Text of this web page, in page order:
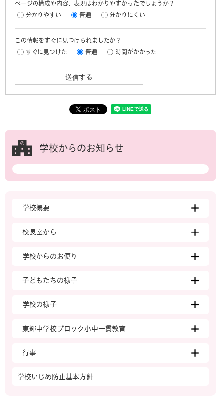
ページの構成や内容、表現はわかりやすかったでしょうか？
分かりやすい
普通 分かりにくい
この情報をすぐに見つけられましたか？
すぐに見つけた
普通 時間がかかった
学校からのお知らせ
学校概要
校長室から
学校からのお便り
子どもたちの様子
学校の様子
東輝中学校ブロック小中一貫教育
行事
学校いじめ防止基本方針